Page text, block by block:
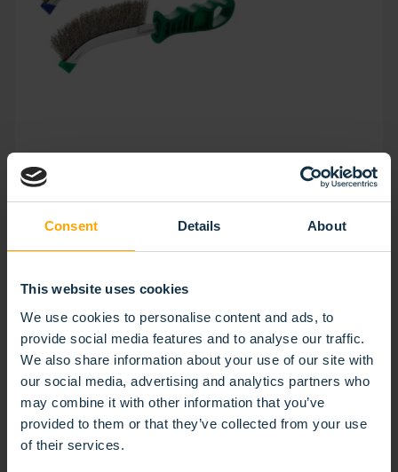
Consent Details About
This website uses cookies
We use cookies to personalise content and ads, to
provide social media features and to analyse our traffic.
We also share information about your use of our site with
our social media, advertising and analytics partners who
may combine it with other information that you’ve
provided to them or that they’ve collected from your use
of their services.